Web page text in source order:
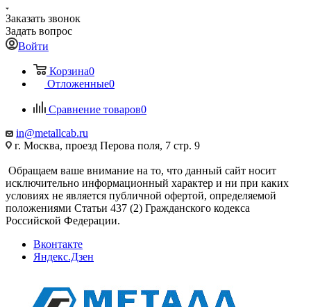
Заказать звонок
Задать вопрос
Войти
Корзина0
Отложенные0
Сравнение товаров0
in@metallcab.ru
г. Москва, проезд Перова поля, 7 стр. 9
Обращаем ваше внимание на то, что данный сайт носит
исключительно информационный характер и ни при каких
условиях не является публичной офертой, определяемой
положениями Статьи 437 (2) Гражданского кодекса
Российской Федерации.
Вконтакте
Яндекс.Дзен